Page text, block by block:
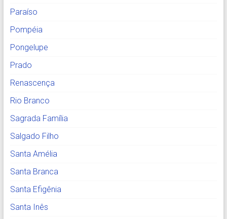
Paraíso
Pompéia
Pongelupe
Prado
Renascença
Rio Branco
Sagrada Família
Salgado Filho
Santa Amélia
Santa Branca
Santa Efigênia
Santa Inês